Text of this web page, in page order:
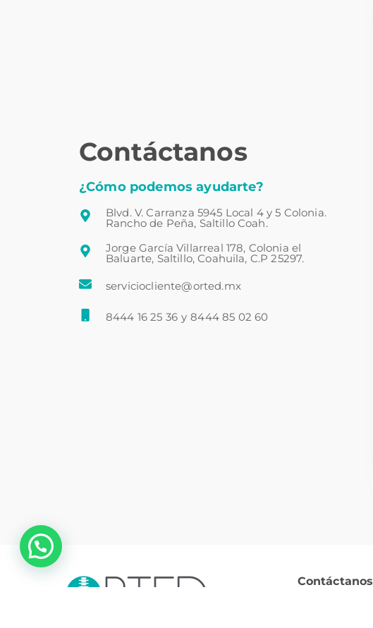
Contáctanos
¿Cómo podemos ayudarte?
Blvd. V. Carranza 5945 Local 4 y 5 Colonia.
Rancho de Peña, Saltillo Coah.
Jorge García Villarreal 178, Colonia el
Baluarte, Saltillo, Coahuila, C.P 25297.
serviciocliente@orted.mx
8444 16 25 36 y 8444 85 02 60
Contáctanos